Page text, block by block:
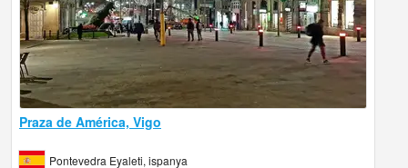
Praza de América, Vigo
Pontevedra Eyaleti, ispanya